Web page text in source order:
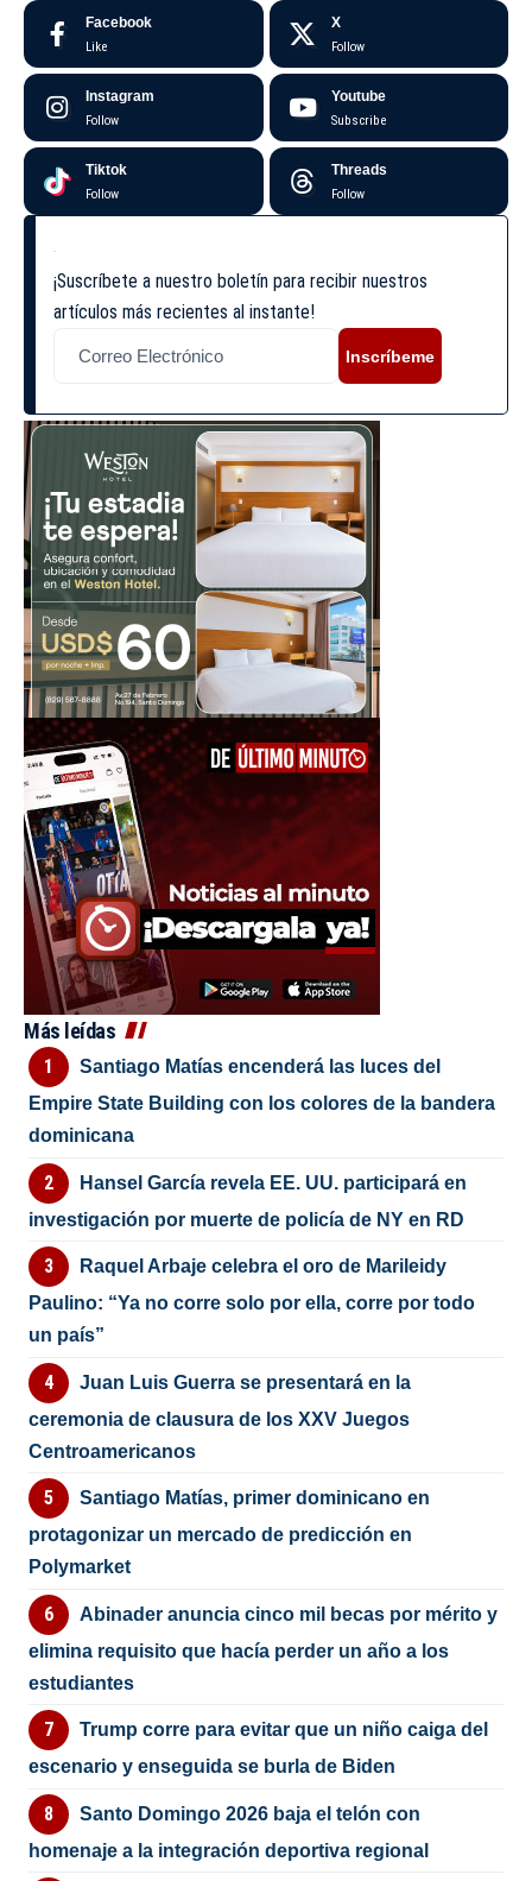
Facebook
Like
X
Follow
Instagram
Follow
Youtube
Subscribe
Tiktok
Follow
Threads
Follow
¡Suscríbete a nuestro boletín para recibir nuestros
artículos más recientes al instante!
Inscríbeme
Más leídas
Santiago Matías encenderá las luces del
Empire State Building con los colores de la bandera
dominicana
Hansel García revela EE. UU. participará en
investigación por muerte de policía de NY en RD
Raquel Arbaje celebra el oro de Marileidy
Paulino: “Ya no corre solo por ella, corre por todo
un país”
Juan Luis Guerra se presentará en la
ceremonia de clausura de los XXV Juegos
Centroamericanos
Santiago Matías, primer dominicano en
protagonizar un mercado de predicción en
Polymarket
Abinader anuncia cinco mil becas por mérito y
elimina requisito que hacía perder un año a los
estudiantes
Trump corre para evitar que un niño caiga del
escenario y enseguida se burla de Biden
Santo Domingo 2026 baja el telón con
homenaje a la integración deportiva regional